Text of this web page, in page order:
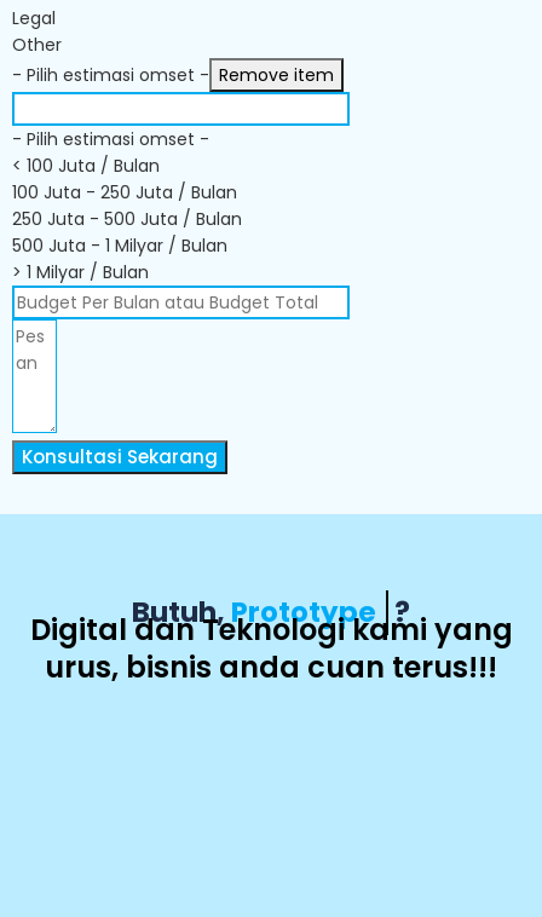
Legal
Other
- Pilih estimasi omset - Remove item
- Pilih estimasi omset -
< 100 Juta / Bulan
100 Juta - 250 Juta / Bulan
250 Juta - 500 Juta / Bulan
500 Juta - 1 Milyar / Bulan
> 1 Milyar / Bulan
Konsultasi Sekarang
Butuh, Prototype ?
Digital dan Teknologi kami yang
urus, bisnis anda cuan terus!!!